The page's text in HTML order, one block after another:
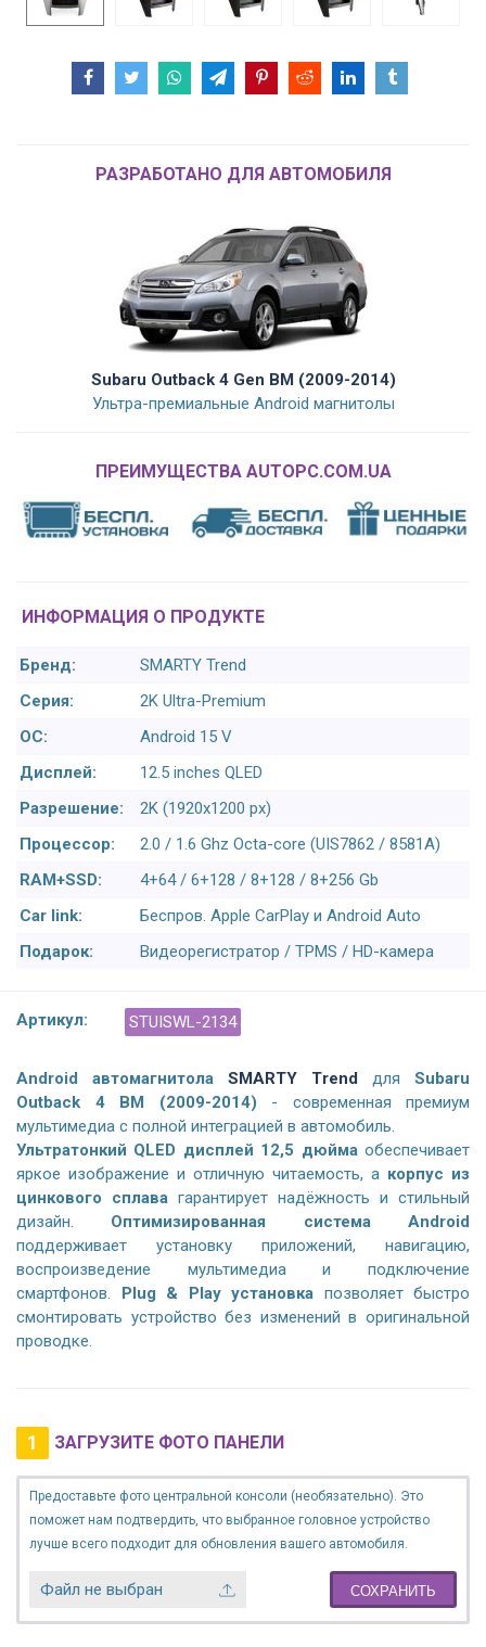
РАЗРАБОТАНО ДЛЯ АВТОМОБИЛЯ
Subaru Outback 4 Gen BM (2009-2014)
Ультра-премиальные Android магнитолы
ПРЕИМУЩЕСТВА AUTOPC.COM.UA
ИНФОРМАЦИЯ О ПРОДУКТЕ
Бренд:
SMARTY Trend
Серия:
2K Ultra-Premium
ОС:
Android 15 V
Дисплей:
12.5 inches QLED
Разрешение:
2K (1920x1200 px)
Процессор:
2.0 / 1.6 Ghz Octa-core (UIS7862 / 8581A)
RAM+SSD:
4+64 / 6+128 / 8+128 / 8+256 Gb
Car link:
Беспров. Apple CarPlay и Android Auto
Подарок:
Видеорегистратор / TPMS / HD-камера
Артикул: STUISWL-2134
Android автомагнитола SMARTY Trend для Subaru
Outback 4 BM (2009-2014) - современная премиум
мультимедиа с полной интеграцией в автомобиль.
Ультратонкий QLED дисплей 12,5 дюймаобеспечивает
яркое изображение и отличную читаемость, а корпус из
цинкового сплава гарантирует надёжность и стильный
дизайн. Оптимизированная система Android
поддерживает установку приложений, навигацию,
воспроизведение мультимедиа и подключение
смартфонов. Plug & Play установка позволяет быстро
смонтировать устройство без изменений в оригинальной
проводке.
1 ЗАГРУЗИТЕ ФОТО ПАНЕЛИ
Предоставьте фото центральной консоли (необязательно). Это
поможет нам подтвердить, что выбранное головное устройство
лучше всего подходит для обновления вашего автомобиля.
Файл не выбран СОХРАНИТЬ